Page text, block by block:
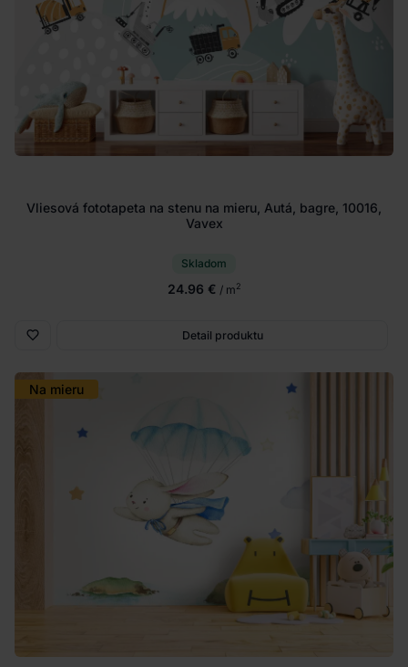
Vliesová fototapeta na stenu na mieru, Autá, bagre, 10016,
Vavex
Skladom
24.96 € / m2
Detail produktu
Na mieru